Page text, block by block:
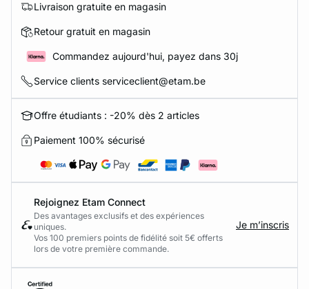
Livraison gratuite en magasin
Retour gratuit en magasin
Commandez aujourd'hui, payez dans 30j
Service clients serviceclient@etam.be
Offre étudiants : -20% dès 2 articles
Paiement 100% sécurisé
Rejoignez Etam Connect
Des avantages exclusifs et des expériences
uniques.
Vos 100 premiers points de fidélité soit 5€ offerts
lors de votre première commande.​
Je m’inscris